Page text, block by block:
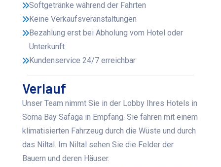
Softgetränke während der Fahrten
Keine Verkaufsveranstaltungen
Bezahlung erst bei Abholung vom Hotel oder
Unterkunft
Kundenservice 24/7 erreichbar
Verlauf
Unser Team nimmt Sie in der Lobby Ihres Hotels in
Soma Bay Safaga in Empfang. Sie fahren mit einem
klimatisierten Fahrzeug durch die Wüste und durch
das Niltal. Im Niltal sehen Sie die Felder der
Bauern und deren Häuser.